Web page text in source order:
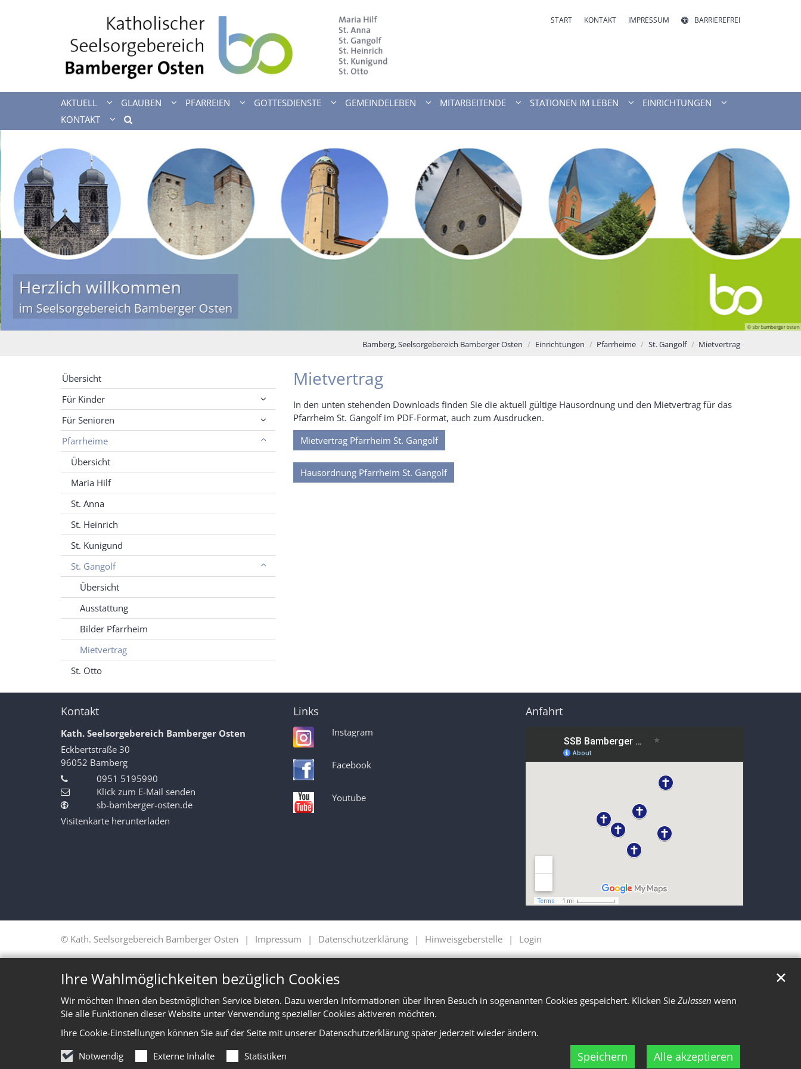
Ihre Wahlmöglichkeiten bezüglich Cookies
Wir möchten Ihnen den bestmöglichen Service bieten. Dazu werden Informationen über Ihren Besuch in sogenannten Cookies gespeichert. Klicken Sie Zulassen wenn
Sie alle Funktionen dieser Website unter Verwendung spezieller Cookies aktiveren möchten.
Ihre Cookie-Einstellungen können Sie auf der Seite mit unserer Datenschutzerklärung später jederzeit wieder ändern.
Notwendig
Externe Inhalte Statistiken Speichern Alle akzeptieren
✕
START KONTAKT IMPRESSUM BARRIEREFREI
AKTUELL GLAUBEN PFARREIEN GOTTESDIENSTE GEMEINDELEBEN MITARBEITENDE STATIONEN IM LEBEN
EINRICHTUNGEN
KONTAKT
© sbr bamberger osten
Herzlich willkommen
im Seelsorgebereich Bamberger Osten
Bamberg, Seelsorgebereich Bamberger Osten Einrichtungen Pfarrheime St. Gangolf Mietvertrag
Mietvertrag
In den unten stehenden Downloads finden Sie die aktuell gültige Hausordnung und den Mietvertrag für das
Pfarrheim St. Gangolf im PDF-Format, auch zum Ausdrucken.
Mietvertrag Pfarrheim St. Gangolf
Hausordnung Pfarrheim St. Gangolf
Übersicht
Für Kinder
Für Senioren
Pfarrheime
Übersicht
Maria Hilf
St. Anna
St. Heinrich
St. Kunigund
St. Gangolf
Übersicht
Ausstattung
Bilder Pfarrheim
Mietvertrag
St. Otto
Kontakt
Kath. Seelsorgebereich Bamberger Osten
Eckbertstraße 30
96052 Bamberg
0951 5195990
Klick zum E-Mail senden
sb-bamberger-osten.de
Visitenkarte herunterladen
Links
Instagram
Facebook
Youtube
Anfahrt
© Kath. Seelsorgebereich Bamberger Osten Impressum Datenschutzerklärung Hinweisgeberstelle Login